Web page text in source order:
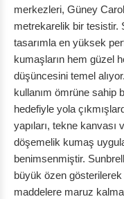
merkezleri, Güney
metrekarelik bir tesistir.
tasarımla en yüksek
kumaşların hem güzel
düşüncesini temel
kullanım ömrüne sahip
hedefiyle yola
yapıları, tekne
döşemelik kumaş
benimsenmiştir.
büyük özen gösterilerek
maddelere maruz